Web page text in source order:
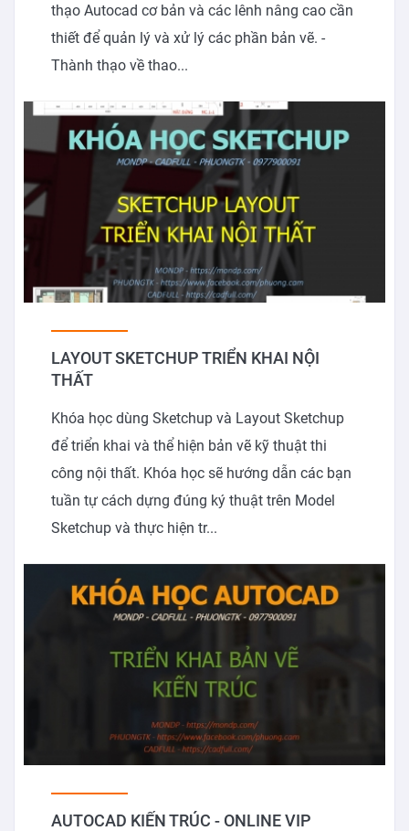
thạo Autocad cơ bản và các lênh nâng cao cần
thiết để quản lý và xử lý các phần bản vẽ. -
Thành thạo về thao...
LAYOUT SKETCHUP TRIỂN KHAI NỘI
THẤT
Khóa học dùng Sketchup và Layout Sketchup
để triển khai và thể hiện bản vẽ kỹ thuật thi
công nội thất. Khóa học sẽ hướng dẫn các bạn
tuần tự cách dựng đúng ký thuật trên Model
Sketchup và thực hiện tr...
AUTOCAD KIẾN TRÚC - ONLINE VIP